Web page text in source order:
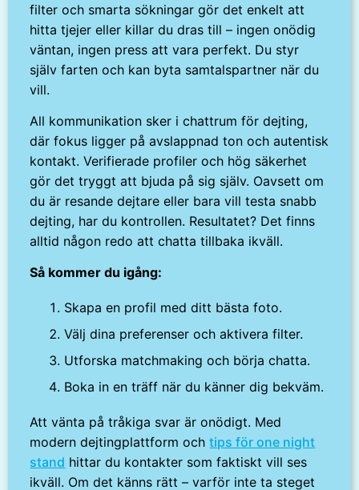
filter och smarta sökningar gör det enkelt att
hitta tjejer eller killar du dras till – ingen onödig
väntan, ingen press att vara perfekt. Du styr
själv farten och kan byta samtalspartner när du
vill.
All kommunikation sker i chattrum för dejting,
där fokus ligger på avslappnad ton och autentisk
kontakt. Verifierade profiler och hög säkerhet
gör det tryggt att bjuda på sig själv. Oavsett om
du är resande dejtare eller bara vill testa snabb
dejting, har du kontrollen. Resultatet? Det finns
alltid någon redo att chatta tillbaka ikväll.
Så kommer du igång:
Skapa en profil med ditt bästa foto.
Välj dina preferenser och aktivera filter.
Utforska matchmaking och börja chatta.
Boka in en träff när du känner dig bekväm.
Att vänta på tråkiga svar är onödigt. Med
modern dejtingplattform ochtips för one night
stand hittar du kontakter som faktiskt vill ses
ikväll. Om det känns rätt – varför inte ta steget